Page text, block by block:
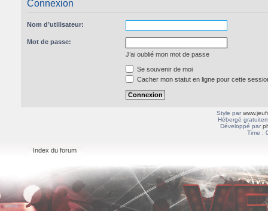
Connexion
Nom d’utilisateur:
Mot de passe:
J’ai oublié mon mot de passe
Se souvenir de moi
Cacher mon statut en ligne pour cette
Style par
Hébergé
Développé par
Time :
Index du forum